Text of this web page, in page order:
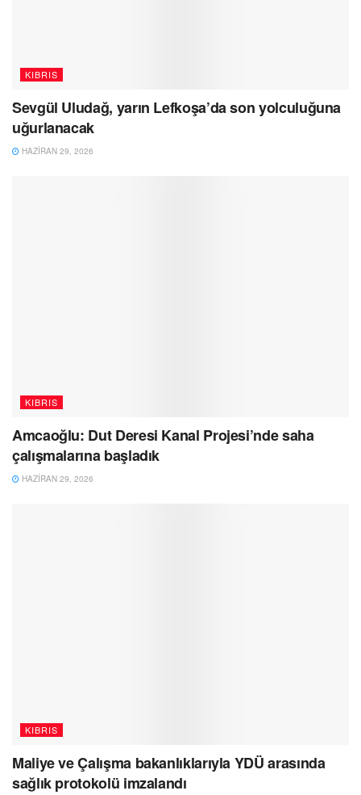
KIBRIS
Sevgül Uludağ, yarın Lefkoşa’da son yolculuğuna
uğurlanacak
HAZIRAN 29, 2026
KIBRIS
Amcaoğlu: Dut Deresi Kanal Projesi’nde saha
çalışmalarına başladık
HAZIRAN 29, 2026
KIBRIS
Maliye ve Çalışma bakanlıklarıyla YDÜ arasında
sağlık protokolü imzalandı